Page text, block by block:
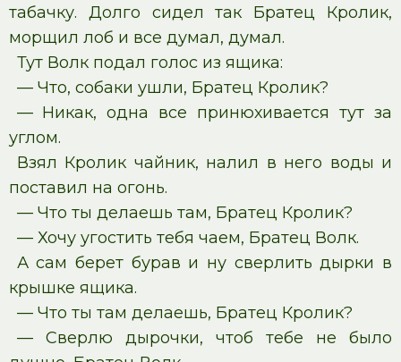
табачку. Долго сидел так Братец Кролик,
морщил лоб и все думал, думал.
Тут Волк подал голос из ящика:
— Что, собаки ушли, Братец Кролик?
— Никак, одна все принюхивается тут за
углом.
Взял Кролик чайник, налил в него воды и
поставил на огонь.
— Что ты делаешь там, Братец Кролик?
— Хочу угостить тебя чаем, Братец Волк.
А сам берет бурав и ну сверлить дырки в
крышке ящика.
— Что ты там делаешь, Братец Кролик?
— Сверлю дырочки, чтоб тебе не было